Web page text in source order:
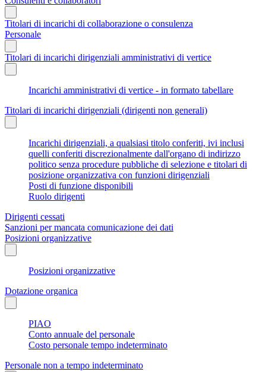
Titolari di incarichi di collaborazione o consulenza
Personale
Titolari di incarichi dirigenziali amministrativi di vertice
Incarichi amministrativi di vertice - in formato tabellare
Titolari di incarichi dirigenziali (dirigenti non generali)
Incarichi dirigenziali, a qualsiasi titolo conferiti, ivi inclusi
quelli conferiti discrezionalmente dall'organo di indirizzo
politico senza procedure pubbliche di selezione e titolari di
posizione organizzativa con funzioni dirigenziali
Posti di funzione disponibili
Ruolo dirigenti
Dirigenti cessati
Sanzioni per mancata comunicazione dei dati
Posizioni organizzative
Posizioni organizzative
Dotazione organica
PIAO
Conto annuale del personale
Costo personale tempo indeterminato
Personale non a tempo indeterminato